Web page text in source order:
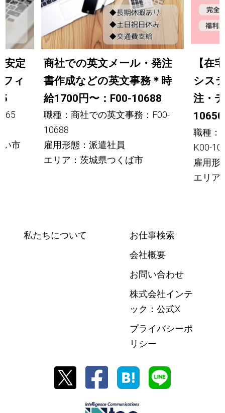
安定
ィ
い市
商社での英文メール・発注
書作成などの英文事務＊時
給1700円〜：F00-10688
職種：商社での英文事務：F00-
10688
雇用形態：派遣社員
エリア：茨城県つくば市
【在
シス
注・
10650
職種：
K00-
雇用形
エリア
私たちについて
お仕事検索
会社概要
お問い合わせ
株式会社インテ
ック：公式X
プライバシーポ
リシー